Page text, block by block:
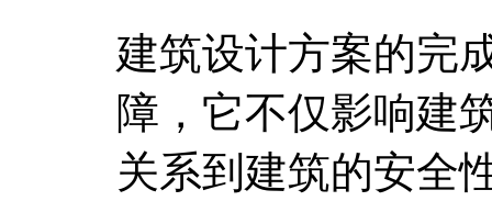
建筑设计方案的完
障，它不仅影响建
关系到建筑的安全